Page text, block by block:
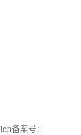
icp备案号：